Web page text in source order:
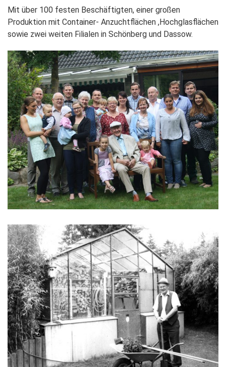
Mit über 100 festen Beschäftigten, einer großen
Produktion mit Container- Anzuchtflächen ,Hochglasflächen
sowie zwei weiten Filialen in Schönberg und Dassow.